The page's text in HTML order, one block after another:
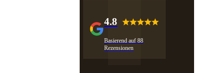
4.8
Basierend auf 88
Rezensionen